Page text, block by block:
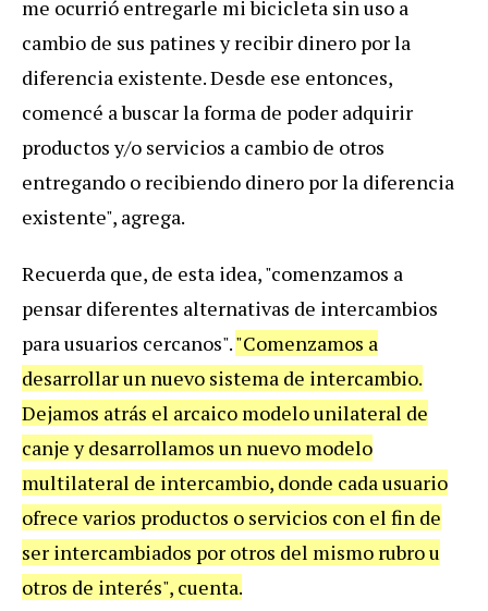
me ocurrió entregarle mi bicicleta sin uso a
cambio de sus patines y recibir dinero por la
diferencia existente. Desde ese entonces,
comencé a buscar la forma de poder adquirir
productos y/o servicios a cambio de otros
entregando o recibiendo dinero por la diferencia
existente", agrega.
Recuerda que, de esta idea, "comenzamos a
pensar diferentes alternativas de intercambios
para usuarios cercanos"."Comenzamos a
desarrollar un nuevo sistema de intercambio.
Dejamos atrás el arcaico modelo unilateral de
canje y desarrollamos un nuevo modelo
multilateral de intercambio, donde cada usuario
ofrece varios productos o servicios con el fin de
ser intercambiados por otros del mismo rubro u
otros de interés", cuenta.